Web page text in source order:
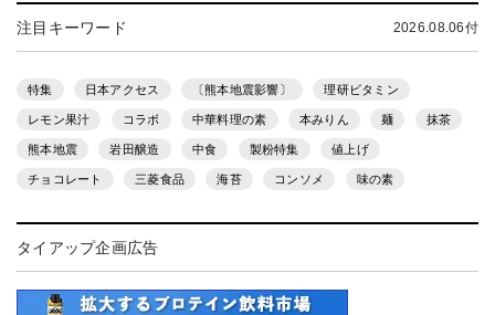
注目キーワード 2026.08.06付
特集 日本アクセス 〔熊本地震影響〕 理研ビタミン
レモン果汁 コラボ 中華料理の素 本みりん 麺 抹茶
熊本地震 岩田醸造 中食 製粉特集 値上げ
チョコレート 三菱食品 海苔 コンソメ 味の素
タイアップ企画広告